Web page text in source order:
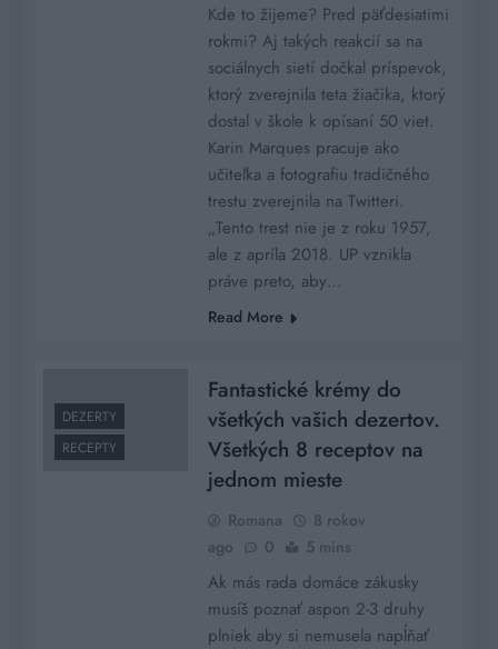
Kde to žijeme? Pred päťdesiatimi
rokmi? Aj takých reakcií sa na
sociálnych sietí dočkal príspevok,
ktorý zverejnila teta žiačika, ktorý
dostal v škole k opísaní 50 viet.
Karin Marques pracuje ako
učiteľka a fotografiu tradičného
trestu zverejnila na Twitteri.
„Tento trest nie je z roku 1957,
ale z apríla 2018. UP vznikla
práve preto, aby…
Read More
DEZERTY
RECEPTY
Fantastické krémy do
všetkých vašich dezertov.
Všetkých 8 receptov na
jednom mieste
Romana
8 rokov
ago
0 5 mins
Ak más rada domáce zákusky
musíš poznať aspon 2-3 druhy
plniek aby si nemusela napĺňať